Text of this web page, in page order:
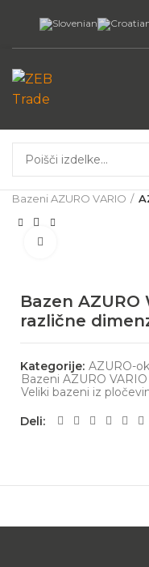
Bazeni AZURO VARIO
Bazen AZURO
različne
Kategorije: AZURO-
Bazeni AZURO VARIO
Veliki bazeni iz
Deli